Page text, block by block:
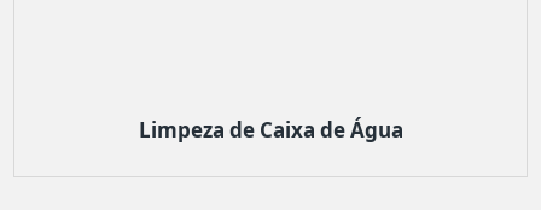
Limpeza de Caixa de Água